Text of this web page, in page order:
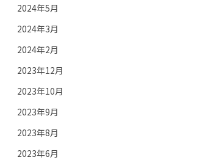
2024年5月
2024年3月
2024年2月
2023年12月
2023年10月
2023年9月
2023年8月
2023年6月